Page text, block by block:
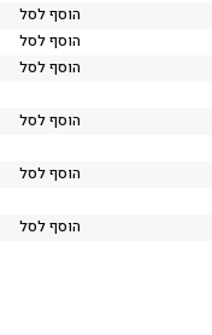
הוסף לסל
הוסף לסל
הוסף לסל
הוסף לסל
הוסף לסל
הוסף לסל